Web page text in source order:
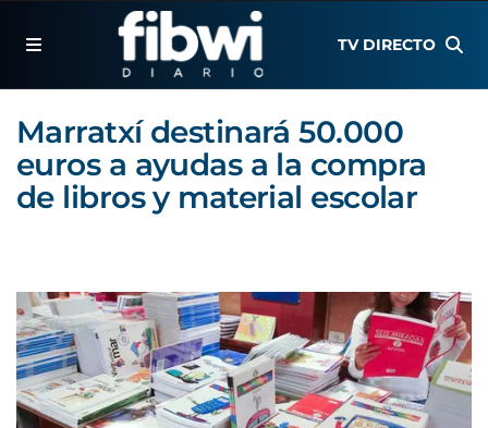
TV DIRECTO
Marratxí destinará 50.000
euros a ayudas a la compra
de libros y material escolar